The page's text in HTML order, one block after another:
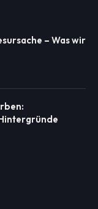
– Was wir